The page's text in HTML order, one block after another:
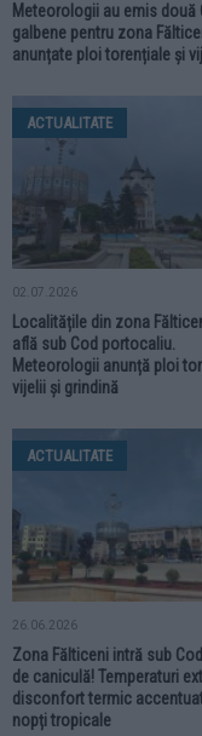
Meteorologii au emis două
galbene pentru zona
anunțate ploi torențiale și
ACTUALITATE
02.07.2026
Localitățile din zona
află sub Cod portocaliu.
Meteorologii anunță ploi
vijelii și grindină
ACTUALITATE
26.06.2026
Zona Fălticeni intră sub
de caniculă! Temperaturi
disconfort termic
nopți tropicale